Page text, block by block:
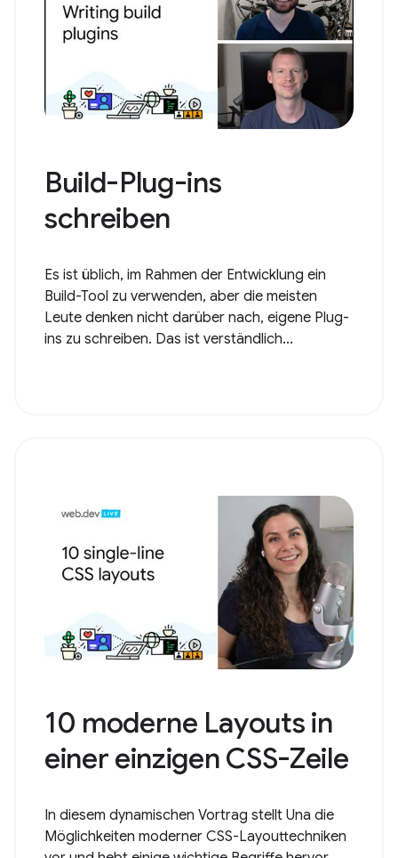
Build-Plug-ins
schreiben
Es ist üblich, im Rahmen der Entwicklung ein
Build-Tool zu verwenden, aber die meisten
Leute denken nicht darüber nach, eigene Plug-
ins zu schreiben. Das ist verständlich...
10 moderne Layouts in
einer einzigen CSS-Zeile
In diesem dynamischen Vortrag stellt Una die
Möglichkeiten moderner CSS-Layouttechniken